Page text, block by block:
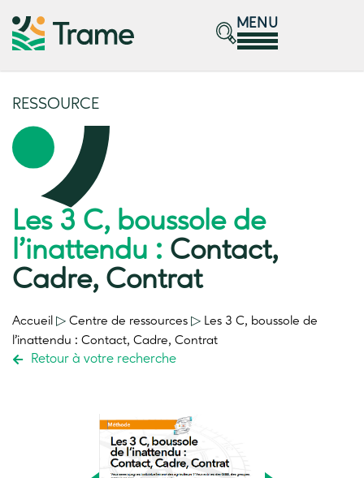
MENU
RESSOURCE
Les 3 C, boussole de
l’inattendu : Contact,
Cadre, Contrat
Accueil ▷ Centre de ressources ▷ Les 3 C, boussole de
l’inattendu : Contact, Cadre, Contrat
Retour à votre recherche